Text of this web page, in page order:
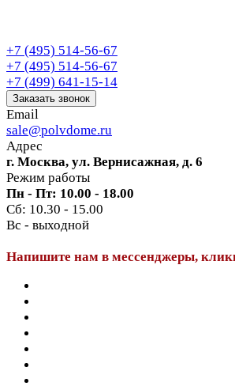
+7 (495) 514-56-67
+7 (495) 514-56-67
+7 (499) 641-15-14
Заказать звонок
Email
sale@polvdome.ru
Адрес
г. Москва, ул. Вернисажная, д. 6
Режим работы
Пн - Пт: 10.00 - 18.00
Сб: 10.30 - 15.00
Вс - выходной
Напишите нам в мессенджеры,